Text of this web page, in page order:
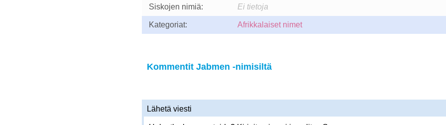
Siskojen nimiä: Ei tietoja
Kategoriat: Afrikkalaiset nimet
Kommentit Jabmen -nimisiltä
Lähetä viesti